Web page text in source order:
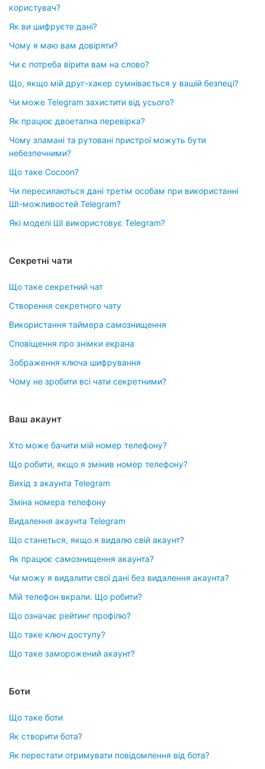
користувач?
Як ви шифруєте дані?
Чому я маю вам довіряти?
Чи є потреба вірити вам на слово?
Що, якщо мій друг-хакер сумнівається у вашій безпеці?
Чи може Telegram захистити від усього?
Як працює двоетапна перевірка?
Чому зламані та рутовані пристрої можуть бути
небезпечними?
Що таке Cocoon?
Чи пересилаються дані третім особам при використанні
ШІ-можливостей Telegram?
Які моделі ШІ використовує Telegram?
Секретні чати
Що таке секретний чат
Створення секретного чату
Використання таймера самознищення
Сповіщення про знімки екрана
Зображення ключа шифрування
Чому не зробити всі чати секретними?
Ваш акаунт
Хто може бачити мій номер телефону?
Що робити, якщо я змінив номер телефону?
Вихід з акаунта Telegram
Зміна номера телефону
Видалення акаунта Telegram
Що станеться, якщо я видалю свій акаунт?
Як працює самознищення акаунта?
Чи можу я видалити свої дані без видалення акаунта?
Мій телефон вкрали. Що робити?
Що означає рейтинг профілю?
Що таке ключ доступу?
Що таке заморожений акаунт?
Боти
Що таке боти
Як створити бота?
Як перестати отримувати повідомлення від бота?